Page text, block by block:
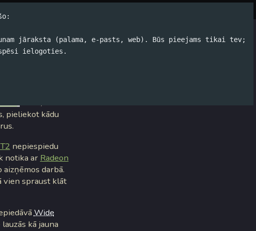
jāraksta (palama, e-pasts, web). Būs pieejams tikai tev;
ielogoties.
datni,
pieliekot kādu
nepiespiedu
notika ar Radeon
darbā.
vien spraust klāt
Wide
kā jauna